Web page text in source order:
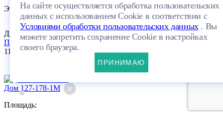
Этажей:
Двухэтажный
ПЛАНИРОВКА
Посмотреть проект
11 000 400 руб.
Дом 127-178-1М
Площадь:
На сайте осуществляется обработка пользовательских
данных с использованием Cookie в соответствии с
Условиями обработки пользовательских данных. Вы
можете запретить сохранение Cookie в настройках
своего браузера.
ПРИНИМАЮ